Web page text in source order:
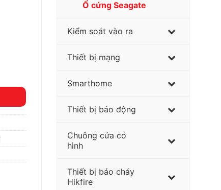
Ổ cứng Seagate
Kiểm soát vào ra
Thiết bị mạng
Smarthome
Thiết bị báo động
Chuông cửa có
hình
Thiết bị báo cháy
Hikfire